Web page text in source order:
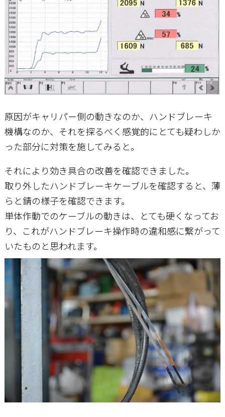
原因がキャリパー側の動きなのか、ハンドブレーキ
機構なのか、それを探るべく感覚的にとても疑わしか
った部分に対策を施してみると。
それにより効き具合の改善を確認できました。
取り外したハンドブレーキケーブルを確認すると、薄
らと錆の様子を確認できます。
単体作動でのケーブルの動きは、とても硬くなってお
り、これがハンドブレーキ操作時の違和感に繋がって
いたものと思われます。